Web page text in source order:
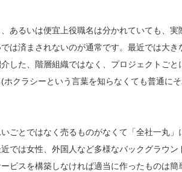
あるいは便宜上役職名は分かれていても、
は済まされないのが通常です。最近では大き
した、階層組織ではなく、プロジェクトご
クラシーという言葉を知らなくても普通に
ごとではなく売るものがなくて「全社一丸」
では女性、外国人など多様なバックグラウン
ビスを構築しなければ適当に作ったものは